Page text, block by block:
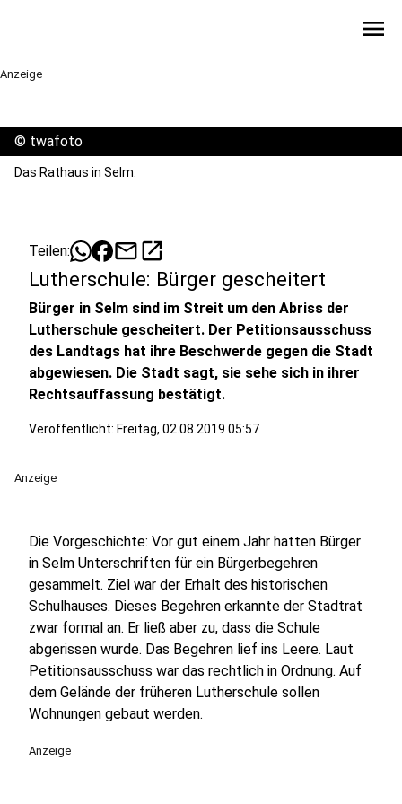
menu
Anzeige
© twafoto
Das Rathaus in Selm.
Teilen: mailopen_in_new
Lutherschule: Bürger gescheitert
Bürger in Selm sind im Streit um den Abriss der
Lutherschule gescheitert. Der Petitionsausschuss
des Landtags hat ihre Beschwerde gegen die Stadt
abgewiesen. Die Stadt sagt, sie sehe sich in ihrer
Rechtsauffassung bestätigt.
Veröffentlicht: Freitag, 02.08.2019 05:57
Anzeige
Die Vorgeschichte: Vor gut einem Jahr hatten Bürger
in Selm Unterschriften für ein Bürgerbegehren
gesammelt. Ziel war der Erhalt des historischen
Schulhauses. Dieses Begehren erkannte der Stadtrat
zwar formal an. Er ließ aber zu, dass die Schule
abgerissen wurde. Das Begehren lief ins Leere. Laut
Petitionsausschuss war das rechtlich in Ordnung. Auf
dem Gelände der früheren Lutherschule sollen
Wohnungen gebaut werden.
Anzeige